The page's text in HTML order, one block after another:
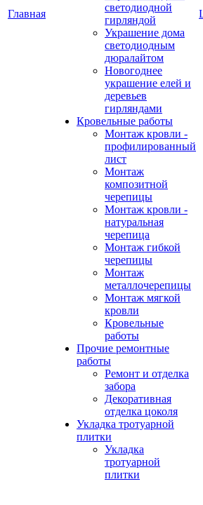
Главная
светодиодной
гирляндой
Украшение дома
светодиодным
дюралайтом
Новогоднее
украшение елей и
деревьев
гирляндами
Кровельные работы
Монтаж кровли -
профилированный
лист
Монтаж
композитной
черепицы
Монтаж кровли -
натуральная
черепица
Монтаж гибкой
черепицы
Монтаж
металлочерепицы
Монтаж мягкой
кровли
Кровельные
работы
Прочие ремонтные
работы
Ремонт и отделка
забора
Декоративная
отделка цоколя
Укладка тротуарной
плитки
Укладка
тротуарной
плитки